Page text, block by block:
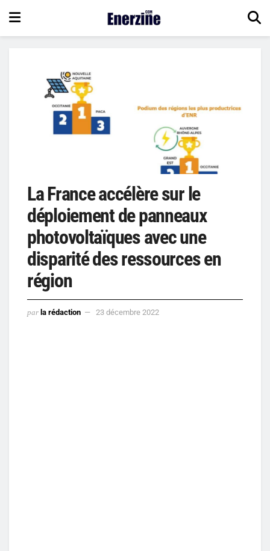
La France accélère sur le
déploiement de panneaux
photovoltaïques avec une
disparité des ressources en
région
par la rédaction 23 décembre 2022